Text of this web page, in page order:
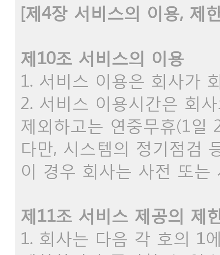
[제4장 서비스의 이용, 제
제10조 서비스의 이용
1. 서비스 이용은 회사가
2. 서비스 이용시간은 회
제외하고는 연중무휴(1일
다만, 시스템의 정기점검
이 경우 회사는 사전 또는
제11조 서비스 제공의 제
1. 회사는 다음 각 호의 1